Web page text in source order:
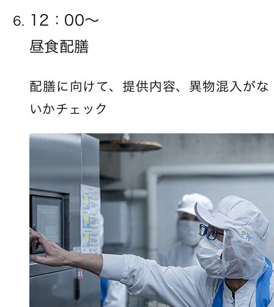
12：00〜
昼食配膳
配膳に向けて、提供内容、異物混入がな
いかチェック